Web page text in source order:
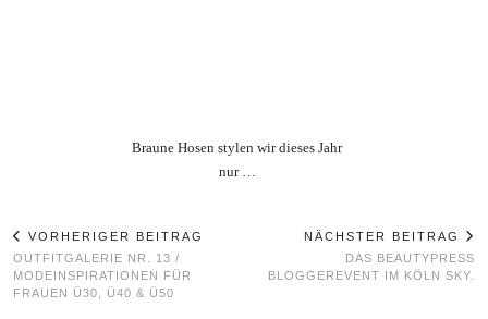
Braune Hosen stylen wir dieses Jahr
nur …
VORHERIGER BEITRAG
OUTFITGALERIE NR. 13 /
MODEINSPIRATIONEN FÜR
FRAUEN Ü30, Ü40 & Ü50
NÄCHSTER BEITRAG
DAS BEAUTYPRESS
BLOGGEREVENT IM KÖLN SKY.